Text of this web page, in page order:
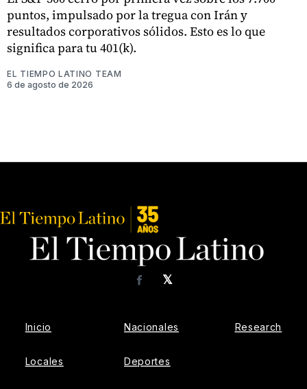
puntos, impulsado por la tregua con Irán y
resultados corporativos sólidos. Esto es lo que
significa para tu 401(k).
EL TIEMPO LATINO TEAM
6 de agosto de 2026
𝕏
Facebook
Inicio
Locales
Nacionales
Deportes
Research